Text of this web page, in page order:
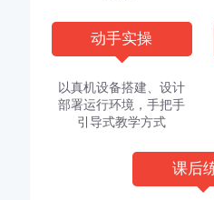
动手实操
以真机设备搭建、设计
部署运行环境，手把手
引导式教学方式
课后